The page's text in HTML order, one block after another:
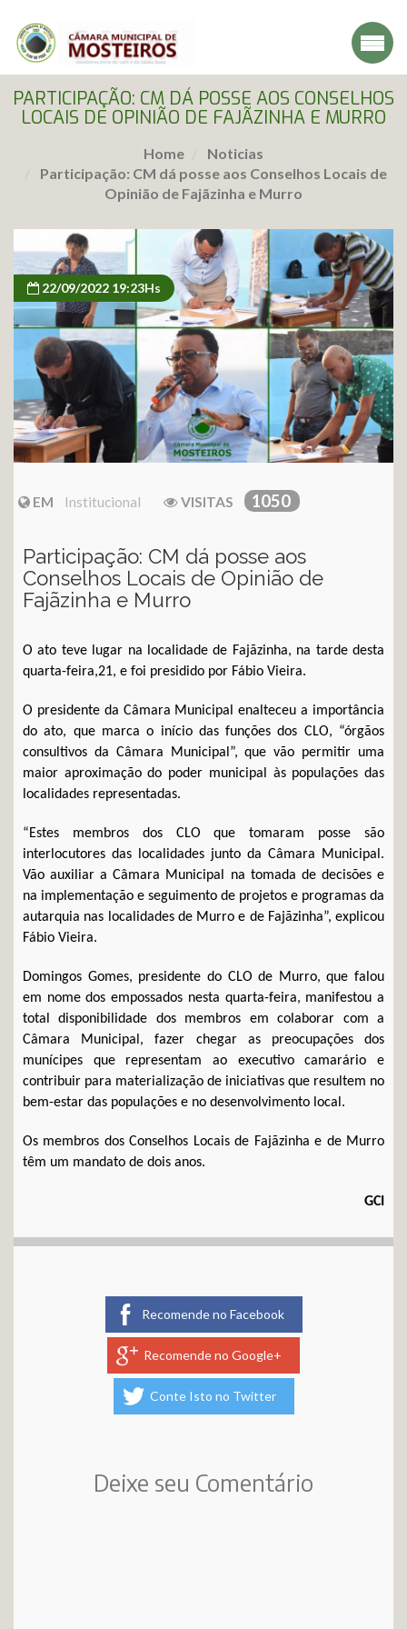
PARTICIPAÇÃO: CM DÁ POSSE AOS CONSELHOS
LOCAIS DE OPINIÃO DE FAJÃZINHA E MURRO
Home
Noticias
Participação: CM dá posse aos Conselhos Locais de
Opinião de Fajãzinha e Murro
22/09/2022 19:23Hs
EM Institucional VISITAS 1050
Participação: CM dá posse aos
Conselhos Locais de Opinião de
Fajãzinha e Murro
O ato teve lugar na localidade de Fajãzinha, na tarde desta
quarta-feira,21, e foi presidido por Fábio Vieira.
O presidente da Câmara Municipal enalteceu a importância
do ato, que marca o início das funções dos CLO, “órgãos
consultivos da Câmara Municipal”, que vão permitir uma
maior aproximação do poder municipal às populações das
localidades representadas.
“Estes membros dos CLO que tomaram posse são
interlocutores das localidades junto da Câmara Municipal.
Vão auxiliar a Câmara Municipal na tomada de decisões e
na implementação e seguimento de projetos e programas da
autarquia nas localidades de Murro e de Fajãzinha”, explicou
Fábio Vieira.
Domingos Gomes, presidente do CLO de Murro, que falou
em nome dos empossados nesta quarta-feira, manifestou a
total disponibilidade dos membros em colaborar com a
Câmara Municipal, fazer chegar as preocupações dos
munícipes que representam ao executivo camarário e
contribuir para materialização de iniciativas que resultem no
bem-estar das populações e no desenvolvimento local.
Os membros dos Conselhos Locais de Fajãzinha e de Murro
têm um mandato de dois anos.
GCI
Recomende no Facebook
Recomende no Google+
Conte Isto no Twitter
Deixe seu Comentário